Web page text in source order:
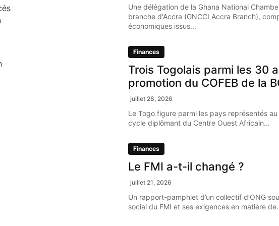
Une délégation de la Ghana National
branche d'Accra (GNCCI Accra Branch),
économiques issus...
Finances
Trois Togolais parmi les 30
promotion du COFEB de la
juillet 28, 2026
Le Togo figure parmi les pays représentés
cycle diplômant du Centre Ouest Africain...
Finances
Le FMI a-t-il changé ?
juillet 21, 2026
Un rapport-pamphlet d’un collectif d’ONG
social du FMI et ses exigences en matière